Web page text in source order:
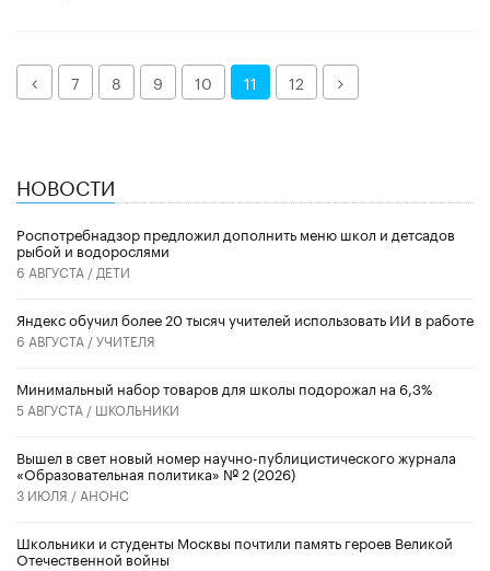
Назад
7 8 9 10 11 12 Далее
НОВОСТИ
Роспотребнадзор предложил дополнить меню школ и детсадов
рыбой и водорослями
6 АВГУСТА / ДЕТИ
​Яндекс обучил более 20 тысяч учителей использовать ИИ в работе
6 АВГУСТА /УЧИТЕЛЯ
Минимальный набор товаров для школы подорожал на 6,3%
5 АВГУСТА / ШКОЛЬНИКИ
Вышел в свет новый номер научно-публицистического журнала
«Образовательная политика» № 2 (2026)
3 ИЮЛЯ / АНОНС
Школьники и студенты Москвы почтили память героев Великой
Отечественной войны